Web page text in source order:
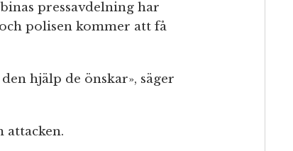
pressavdelning har
polisen kommer att få
hjälp de önskar», säger
attacken.